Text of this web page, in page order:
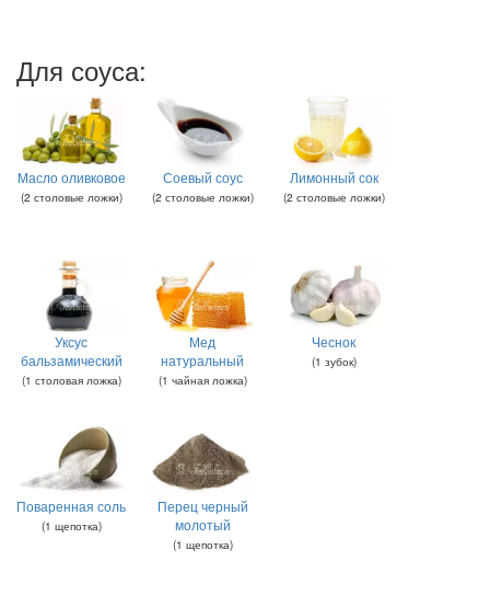
Для соуса:
Масло оливковое
(2 столовые ложки)
Соевый соус
(2 столовые ложки)
Лимонный сок
(2 столовые ложки)
Уксус
бальзамический
(1 столовая ложка)
Мед
натуральный
(1 чайная ложка)
Чеснок
(1 зубок)
Поваренная соль
(1 щепотка)
Перец черный
молотый
(1 щепотка)